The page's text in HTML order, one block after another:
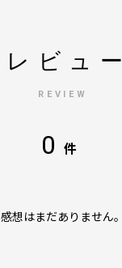
レビュー
REVIEW
0 件
感想はまだありません。